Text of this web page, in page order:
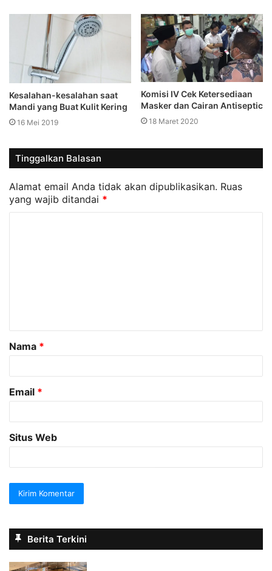
Kesalahan-kesalahan saat
Mandi yang Buat Kulit Kering
16 Mei 2019
Komisi IV Cek Ketersediaan
Masker dan Cairan Antiseptic
18 Maret 2020
Tinggalkan Balasan
Alamat email Anda tidak akan dipublikasikan. Ruas
yang wajib ditandai *
a
r
Nama *
Email *
Situs Web
Berita Terkini